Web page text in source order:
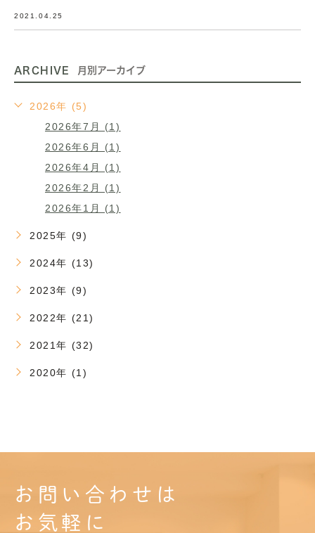
2021.04.25
ARCHIVE 月別アーカイブ
2026年 (5)
2026年7月 (1)
2026年6月 (1)
2026年4月 (1)
2026年2月 (1)
2026年1月 (1)
2025年 (9)
2024年 (13)
2023年 (9)
2022年 (21)
2021年 (32)
2020年 (1)
お問い合わせは
お気軽に